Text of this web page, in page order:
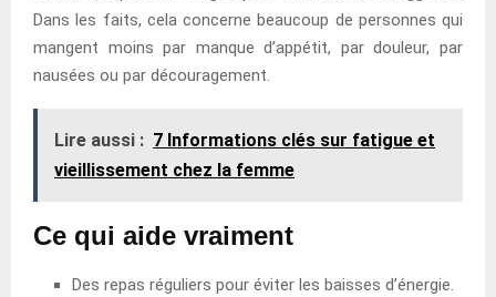
Dans les faits, cela concerne beaucoup de personnes qui
mangent moins par manque d’appétit, par douleur, par
nausées ou par découragement.
Lire aussi : 7 Informations clés sur fatigue et
vieillissement chez la femme
Ce qui aide vraiment
Des repas réguliers pour éviter les baisses d’énergie.